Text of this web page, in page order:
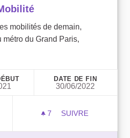
mobilités de demain,
métro du Grand Paris,
DATE DE FIN
30/06/2022
7 7 ABONNÉS
SUIVRE